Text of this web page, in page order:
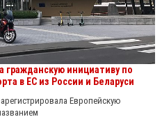
гражданскую инициативу по
в ЕС из России и Беларуси
Европейскую